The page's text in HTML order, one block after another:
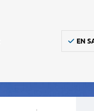
EN